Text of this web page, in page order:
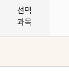
선택
과목